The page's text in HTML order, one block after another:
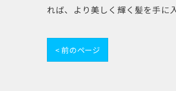
れば、より美しく輝く髪を手に
< 前のページ